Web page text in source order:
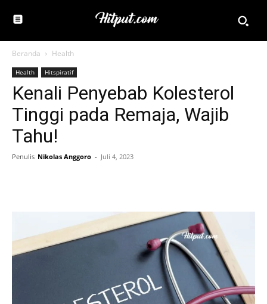
Beranda Health
Health Hitspiratif
Kenali Penyebab Kolesterol
Tinggi pada Remaja, Wajib
Tahu!
Penulis Nikolas Anggoro - Juli 4, 2023